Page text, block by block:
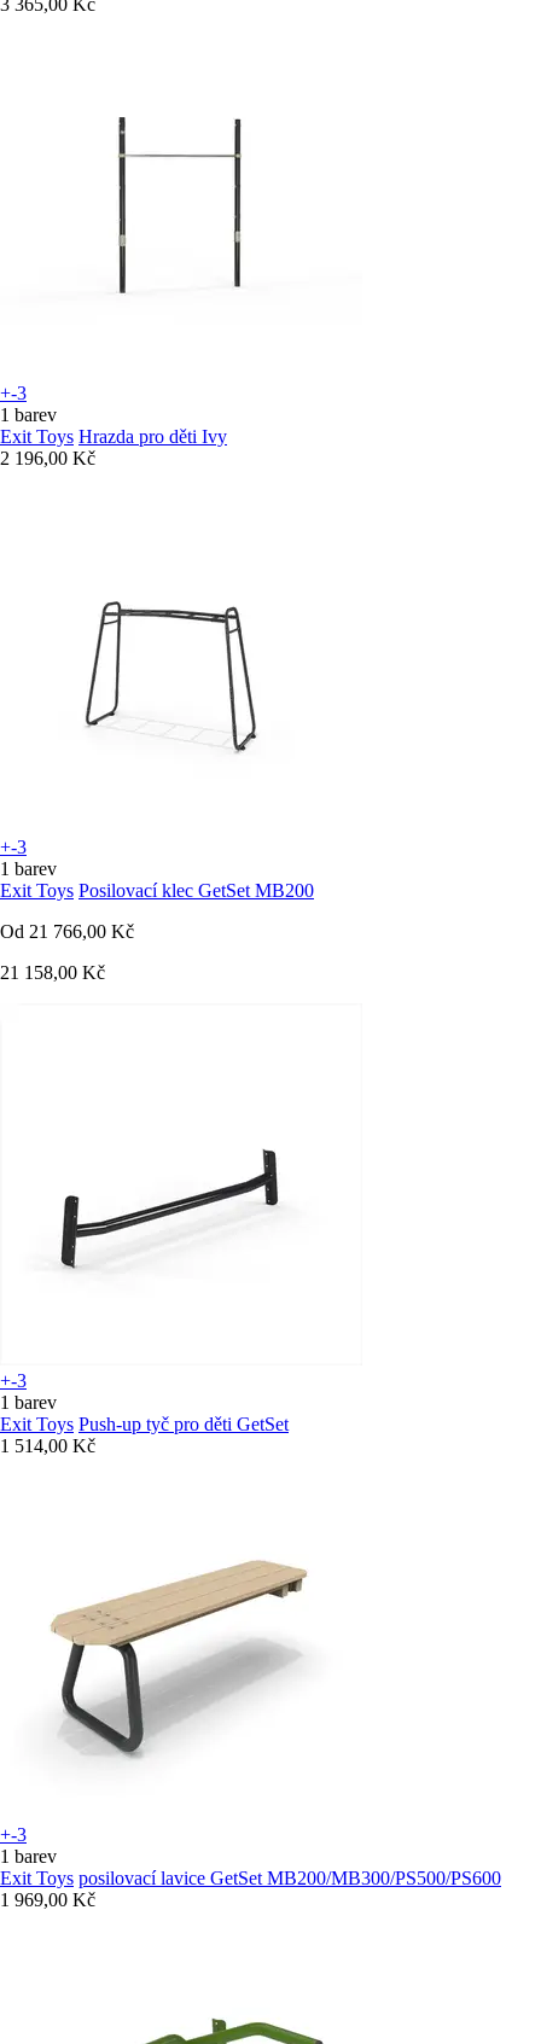
3 365,00 Kč
+-3
1 barev
Exit Toys Hrazda pro děti Ivy
2 196,00 Kč
+-3
1 barev
Exit Toys Posilovací klec GetSet MB200
Od 21 766,00 Kč
21 158,00 Kč
+-3
1 barev
Exit Toys Push-up tyč pro děti GetSet
1 514,00 Kč
+-3
1 barev
Exit Toys posilovací lavice GetSet MB200/MB300/PS500/PS600
1 969,00 Kč